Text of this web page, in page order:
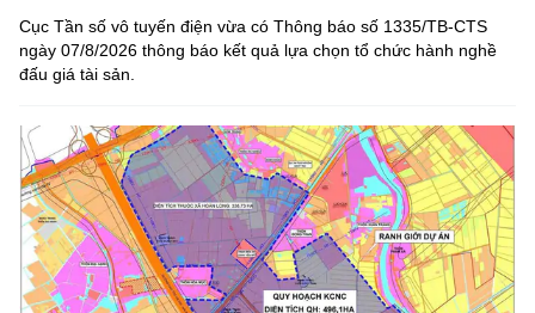
Cục Tần số vô tuyến điện vừa có Thông báo số 1335/TB-CTS
ngày 07/8/2026 thông báo kết quả lựa chọn tổ chức hành nghề
đấu giá tài sản.